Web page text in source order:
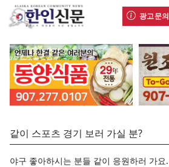
광고문의
같이 스포츠 경기 보러 가실 분?
야구 좋아하시는 분들 같이 응원하러 가요.